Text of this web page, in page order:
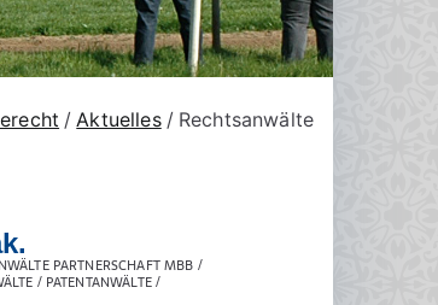
Aktuelles Rechtsanwälte
PARTNERSCHAFT MBB /
/ PATENTANWÄLTE /